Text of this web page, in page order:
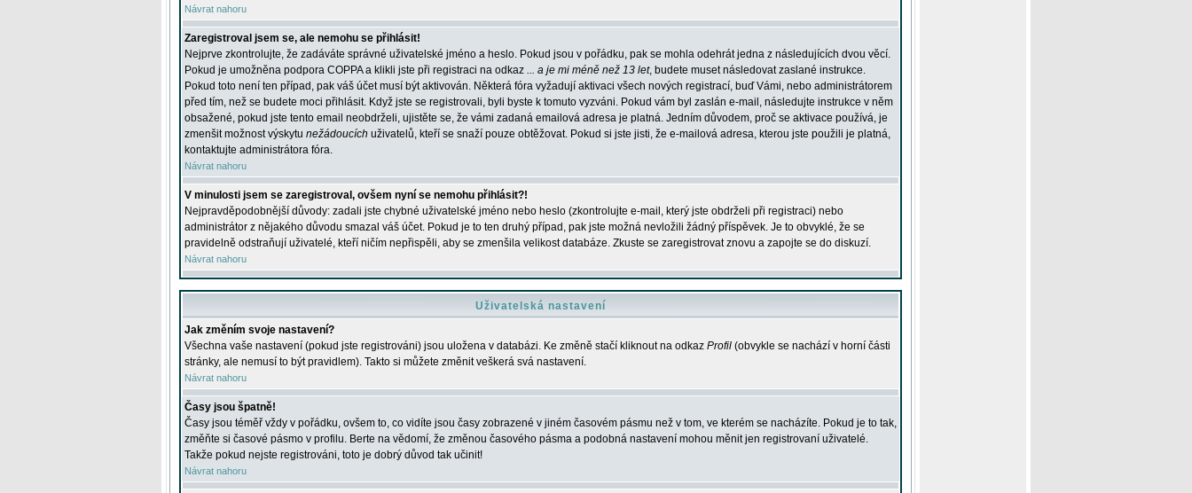
Návrat nahoru
Zaregistroval jsem se, ale nemohu se přihlásit!
Nejprve zkontrolujte, že zadáváte správné uživatelské jméno a heslo. Pokud jsou v pořádku, pak se mohla odehrát jedna z následujících dvou věcí.
Pokud je umožněna podpora COPPA a klikli jste při registraci na odkaz ... a je mi méně než 13 let, budete muset následovat zaslané instrukce.
Pokud toto není ten případ, pak váš účet musí být aktivován. Některá fóra vyžadují aktivaci všech nových registrací, buď Vámi, nebo administrátorem
před tím, než se budete moci přihlásit. Když jste se registrovali, byli byste k tomuto vyzváni. Pokud vám byl zaslán e-mail, následujte instrukce v něm
obsažené, pokud jste tento email neobdrželi, ujistěte se, že vámi zadaná emailová adresa je platná. Jedním důvodem, proč se aktivace používá, je
zmenšit možnost výskytu nežádoucích uživatelů, kteří se snaží pouze obtěžovat. Pokud si jste jisti, že e-mailová adresa, kterou jste použili je platná,
kontaktujte administrátora fóra.
Návrat nahoru
V minulosti jsem se zaregistroval, ovšem nyní se nemohu přihlásit?!
Nejpravděpodobnější důvody: zadali jste chybné uživatelské jméno nebo heslo (zkontrolujte e-mail, který jste obdrželi při registraci) nebo
administrátor z nějakého důvodu smazal váš účet. Pokud je to ten druhý případ, pak jste možná nevložili žádný příspěvek. Je to obvyklé, že se
pravidelně odstraňují uživatelé, kteří ničím nepřispěli, aby se zmenšila velikost databáze. Zkuste se zaregistrovat znovu a zapojte se do diskuzí.
Návrat nahoru
Uživatelská nastavení
Jak změním svoje nastavení?
Všechna vaše nastavení (pokud jste registrováni) jsou uložena v databázi. Ke změně stačí kliknout na odkaz Profil (obvykle se nachází v horní části
stránky, ale nemusí to být pravidlem). Takto si můžete změnit veškerá svá nastavení.
Návrat nahoru
Časy jsou špatně!
Časy jsou téměř vždy v pořádku, ovšem to, co vidíte jsou časy zobrazené v jiném časovém pásmu než v tom, ve kterém se nacházíte. Pokud je to tak,
změňte si časové pásmo v profilu. Berte na vědomí, že změnou časového pásma a podobná nastavení mohou měnit jen registrovaní uživatelé.
Takže pokud nejste registrováni, toto je dobrý důvod tak učinit!
Návrat nahoru